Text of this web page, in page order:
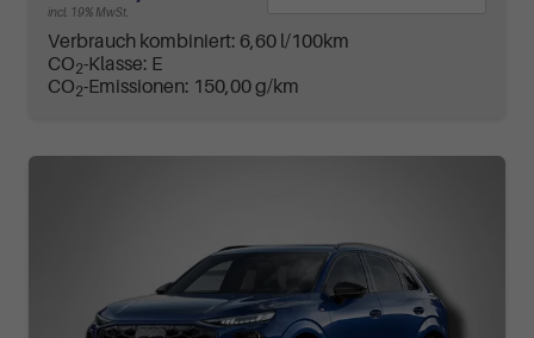
incl. 19% MwSt.
Verbrauch kombiniert: 6,60 l/100km
CO2-Klasse: E
CO2-Emissionen: 150,00 g/km